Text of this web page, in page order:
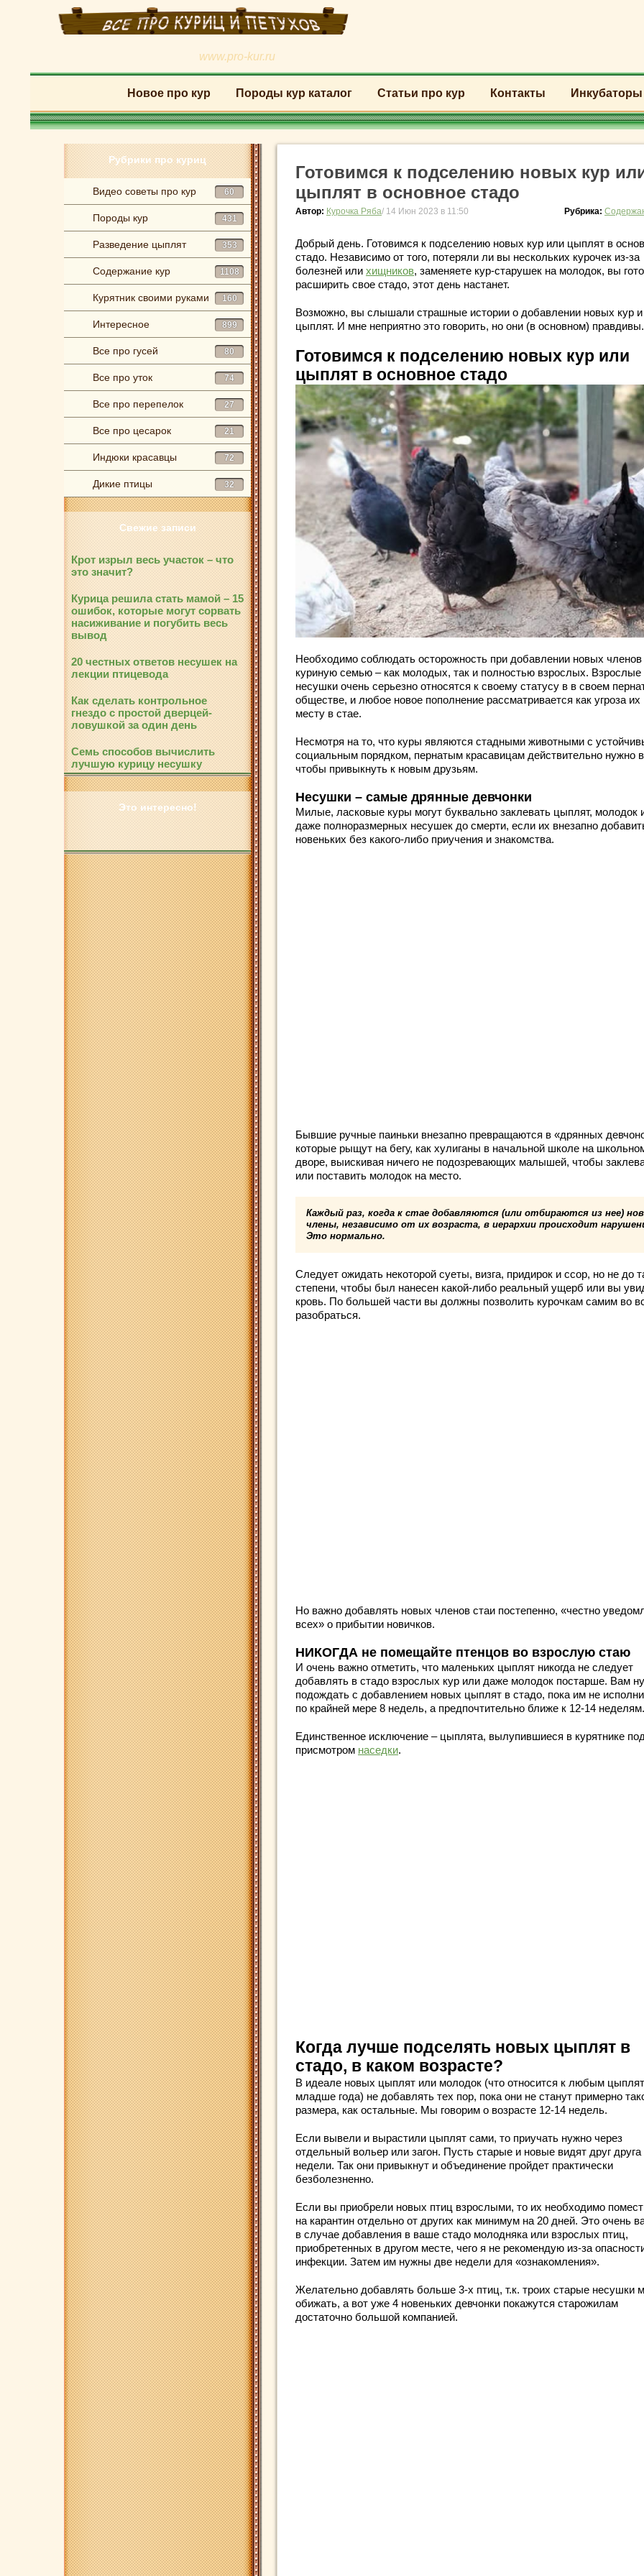
www.pro-kur.ru
Новое про кур Породы кур каталог Статьи про кур Контакты Инкубаторы
Рубрики про куриц
Видео советы про кур 60
Породы кур 431
Разведение цыплят 353
Содержание кур 1108
Курятник своими руками 160
Интересное 899
Все про гусей 80
Все про уток 74
Все про перепелок 27
Все про цесарок 21
Индюки красавцы 72
Дикие птицы 32
Свежие записи
Крот изрыл весь участок – что
это значит?
Курица решила стать мамой – 15
ошибок, которые могут сорвать
насиживание и погубить весь
вывод
20 честных ответов несушек на
лекции птицевода
Как сделать контрольное
гнездо с простой дверцей-
ловушкой за один день
Семь способов вычислить
лучшую курицу несушку
Это интересно!
Готовимся к подселению новых кур
цыплят в основное стадо
Автор: Курочка Ряба/ 14 Июн 2023 в 11:50 Рубрика:
Добрый день. Готовимся к подселению новых кур или цыплят в
стадо. Независимо от того, потеряли ли вы нескольких курочек из-за
болезней или хищников, заменяете кур-старушек на молодок, вы
расширить свое стадо, этот день настанет.
Возможно, вы слышали страшные истории о добавлении новых кур и
цыплят. И мне неприятно это говорить, но они (в основном) правдивы.
Готовимся к подселению новых кур или
цыплят в основное стадо
Необходимо соблюдать осторожность при добавлении новых членов
куриную семью – как молодых, так и полностью взрослых. Взрослые
несушки очень серьезно относятся к своему статусу в в своем
обществе, и любое новое пополнение рассматривается как угроза их
месту в стае.
Несмотря на то, что куры являются стадными животными с
социальным порядком, пернатым красавицам действительно нужно
чтобы привыкнуть к новым друзьям.
Несушки – самые дрянные девчонки
Милые, ласковые куры могут буквально заклевать цыплят, молодок
даже полноразмерных несушек до смерти, если их внезапно
новеньких без какого-либо приучения и знакомства.
Бывшие ручные паиньки внезапно превращаются в «дрянных
которые рыщут на бегу, как хулиганы в начальной школе на
дворе, выискивая ничего не подозревающих малышей, чтобы
или поставить молодок на место.
Каждый раз, когда к стае добавляются (или отбираются из нее)
члены, независимо от их возраста, в иерархии происходит
Это нормально.
Следует ожидать некоторой суеты, визга, придирок и ссор, но не до
степени, чтобы был нанесен какой-либо реальный ущерб или вы
кровь. По большей части вы должны позволить курочкам самим во
разобраться.
Но важно добавлять новых членов стаи постепенно, «честно
всех» о прибытии новичков.
НИКОГДА не помещайте птенцов во взрослую стаю
И очень важно отметить, что маленьких цыплят никогда не следует
добавлять в стадо взрослых кур или даже молодок постарше. Вам
подождать с добавлением новых цыплят в стадо, пока им не
по крайней мере 8 недель, а предпочтительно ближе к 12-14 неделям.
Единственное исключение – цыплята, вылупившиеся в курятнике
присмотром наседки.
Когда лучше подселять новых цыплят в
стадо, в каком возрасте?
В идеале новых цыплят или молодок (что относится к любым
младше года) не добавлять тех пор, пока они не станут примерно
размера, как остальные. Мы говорим о возрасте 12-14 недель.
Если вывели и вырастили цыплят сами, то приучать нужно через
отдельный вольер или загон. Пусть старые и новые видят друг друга
недели. Так они привыкнут и объединение пройдет практически
безболезненно.
Если вы приобрели новых птиц взрослыми, то их необходимо
на карантин отдельно от других как минимум на 20 дней. Это очень
в случае добавления в ваше стадо молодняка или взрослых птиц,
приобретенных в другом месте, чего я не рекомендую из-за
инфекции. Затем им нужны две недели для «ознакомления».
Желательно добавлять больше 3-х птиц, т.к. троих старые несушки
обижать, а вот уже 4 новеньких девчонки покажутся старожилам
достаточно большой компанией.